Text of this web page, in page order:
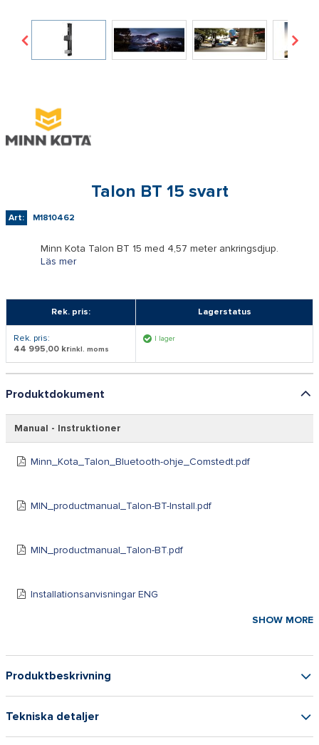
Talon BT 15 svart
Art: M1810462
Minn Kota Talon BT 15 med 4,57 meter ankringsdjup.
Läs mer
Rek. pris: Lagerstatus
Rek. pris:
44 995,00 krinkl. moms
I lager
Produktdokument
Manual - Instruktioner
Minn_Kota_Talon_Bluetooth-ohje_Comstedt.pdf
MIN_productmanual_Talon-BT-Install.pdf
MIN_productmanual_Talon-BT.pdf
Installationsanvisningar ENG
SHOW MORE
Produktbeskrivning
Tekniska detaljer